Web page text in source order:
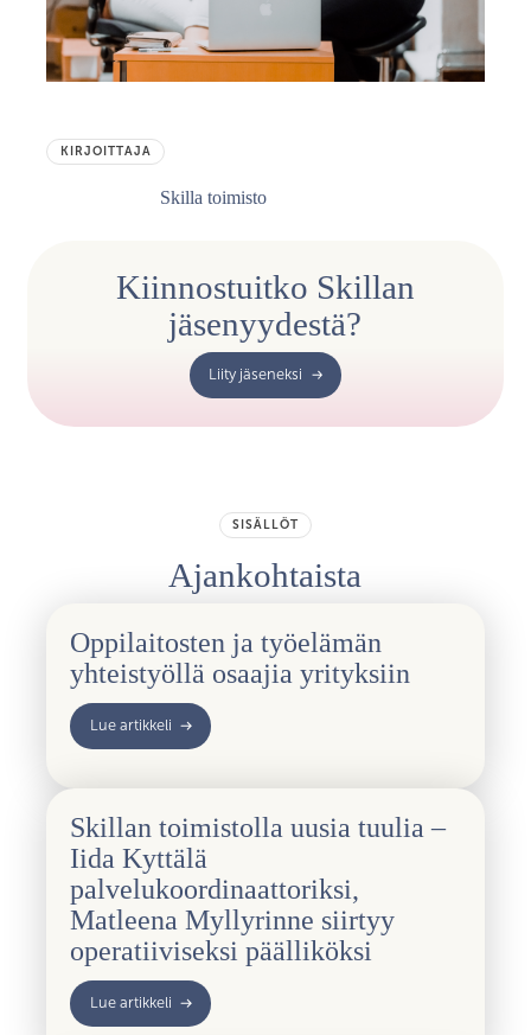
KIRJOITTAJA
Skilla toimisto
Kiinnostuitko Skillan
jäsenyydestä?
Liity jäseneksi
SISÄLLÖT
Ajankohtaista
Oppilaitosten ja työelämän
yhteistyöllä osaajia yrityksiin
Lue artikkeli
Skillan toimistolla uusia tuulia –
Iida Kyttälä
palvelukoordinaattoriksi,
Matleena Myllyrinne siirtyy
operatiiviseksi päälliköksi
Lue artikkeli